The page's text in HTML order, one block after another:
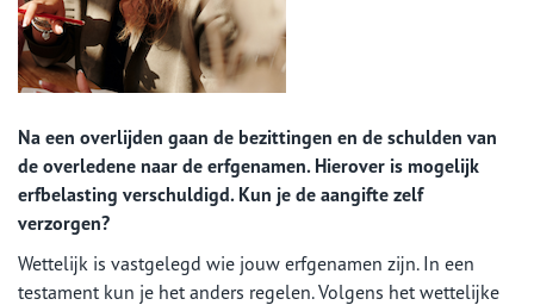
Na een overlijden gaan de bezittingen en de schulden van
de overledene naar de erfgenamen. Hierover is mogelijk
erfbelasting verschuldigd. Kun je de aangifte zelf
verzorgen?
Wettelijk is vastgelegd wie jouw erfgenamen zijn. In een
testament kun je het anders regelen. Volgens het wettelijke